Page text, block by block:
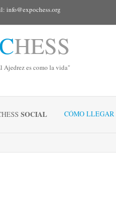
info@expochess.org
CHESS
Ajedrez es como la vida"
SOCIAL CÓMO LLEGAR